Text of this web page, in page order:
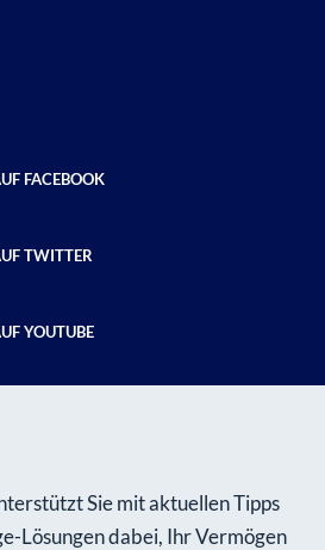
FACEBOOK
TWITTER
YOUTUBE
Sie mit aktuellen Tipps
Lösungen dabei, Ihr Vermögen